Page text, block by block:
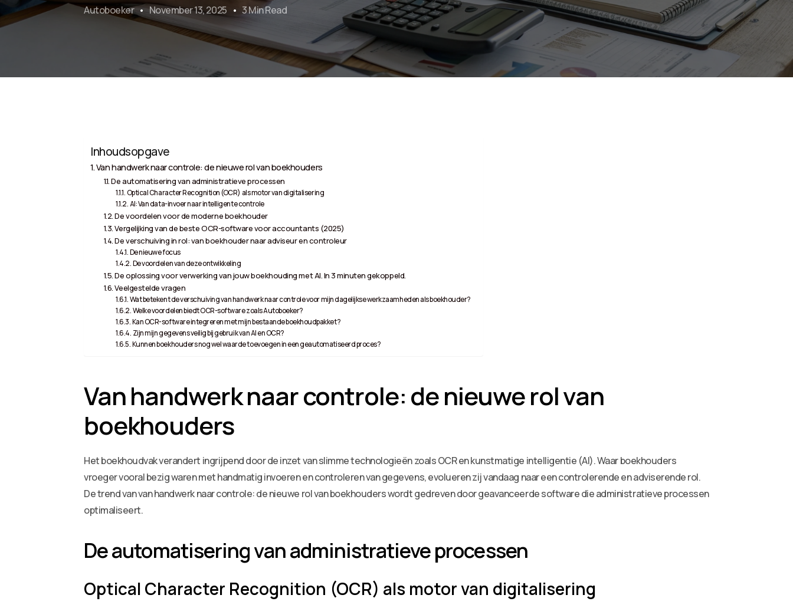
Autoboeker November 13, 2025 3 Min Read
Inhoudsopgave
Van handwerk naar controle: de nieuwe rol van boekhouders
De automatisering van administratieve processen
Optical Character Recognition (OCR) als motor van digitalisering
AI: Van data-invoer naar intelligente controle
De voordelen voor de moderne boekhouder
Vergelijking van de beste OCR-software voor accountants (2025)
De verschuiving in rol: van boekhouder naar adviseur en controleur
De nieuwe focus
De voordelen van deze ontwikkeling
De oplossing voor verwerking van jouw boekhouding met AI. In 3 minuten gekoppeld.
Veelgestelde vragen
Wat betekent de verschuiving van handwerk naar controle voor mijn dagelijkse werkzaamheden als boekhouder?
Welke voordelen biedt OCR-software zoals Autoboeker?
Kan OCR-software integreren met mijn bestaande boekhoudpakket?
Zijn mijn gegevens veilig bij gebruik van AI en OCR?
Kunnen boekhouders nog wel waarde toevoegen in een geautomatiseerd proces?
Van handwerk naar controle: de nieuwe rol van
boekhouders
Het boekhoudvak verandert ingrijpend door de inzet van slimme technologieën zoals OCR en kunstmatige intelligentie (AI). Waar boekhouders
vroeger vooral bezig waren met handmatig invoeren en controleren van gegevens, evolueren zij vandaag naar een controlerende en adviserende rol.
De trend van van handwerk naar controle: de nieuwe rol van boekhouders wordt gedreven door geavanceerde software die administratieve processen
optimaliseert.
De automatisering van administratieve processen
Optical Character Recognition (OCR) als motor van digitalisering